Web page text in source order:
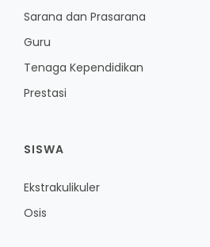
Sarana dan Prasarana
Guru
Tenaga Kependidikan
Prestasi
SISWA
Ekstrakulikuler
Osis